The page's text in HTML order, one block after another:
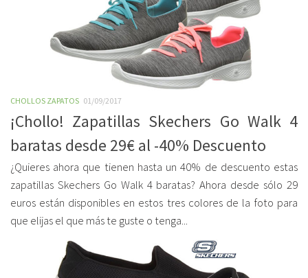
CHOLLOS ZAPATOS 01/09/2017
¡Chollo! Zapatillas Skechers Go Walk 4
baratas desde 29€ al -40% Descuento
¿Quieres ahora que tienen hasta un 40% de descuento estas
zapatillas Skechers Go Walk 4 baratas? Ahora desde sólo 29
euros están disponibles en estos tres colores de la foto para
que elijas el que más te guste o tenga...